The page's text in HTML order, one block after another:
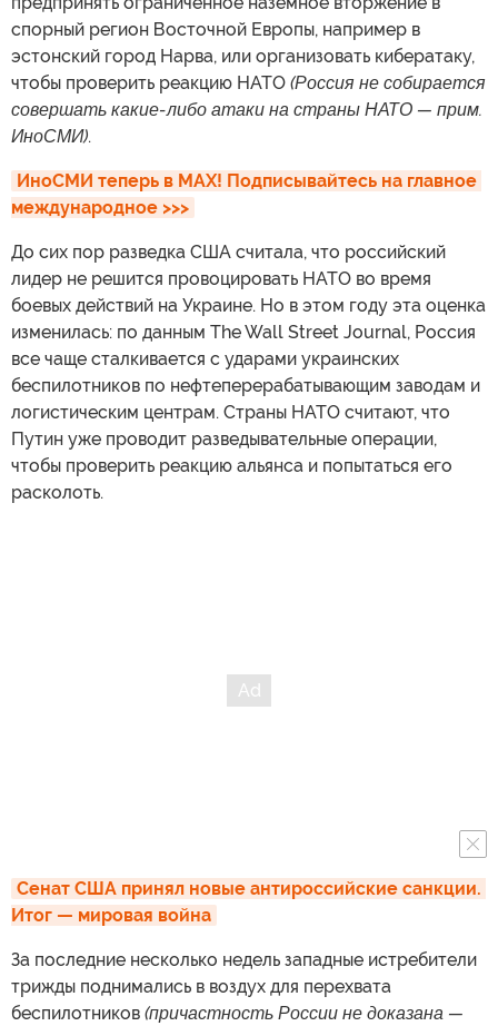
спорный регион Восточной Европы, например в
эстонский город Нарва, или организовать кибератаку,
чтобы проверить реакцию НАТО (Россия не собирается
совершать какие-либо атаки на страны НАТО — прим.
ИноСМИ).
ИноСМИ теперь в MAX! Подписывайтесь на главное
международное >>>
До сих пор разведка США считала, что российский
лидер не решится провоцировать НАТО во время
боевых действий на Украине. Но в этом году эта оценка
изменилась: по данным The Wall Street Journal, Россия
все чаще сталкивается с ударами украинских
беспилотников по нефтеперерабатывающим заводам и
логистическим центрам. Страны НАТО считают, что
Путин уже проводит разведывательные операции,
чтобы проверить реакцию альянса и попытаться его
расколоть.
Сенат США принял новые антироссийские санкции.
Итог — мировая война
За последние несколько недель западные истребители
трижды поднимались в воздух для перехвата
беспилотников (причастность России не доказана —